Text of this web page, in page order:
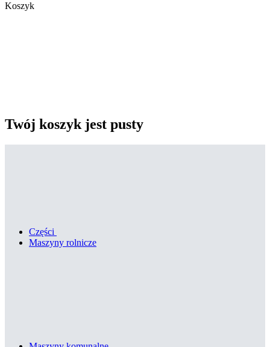
Koszyk
Twój koszyk jest pusty
Części
Maszyny rolnicze